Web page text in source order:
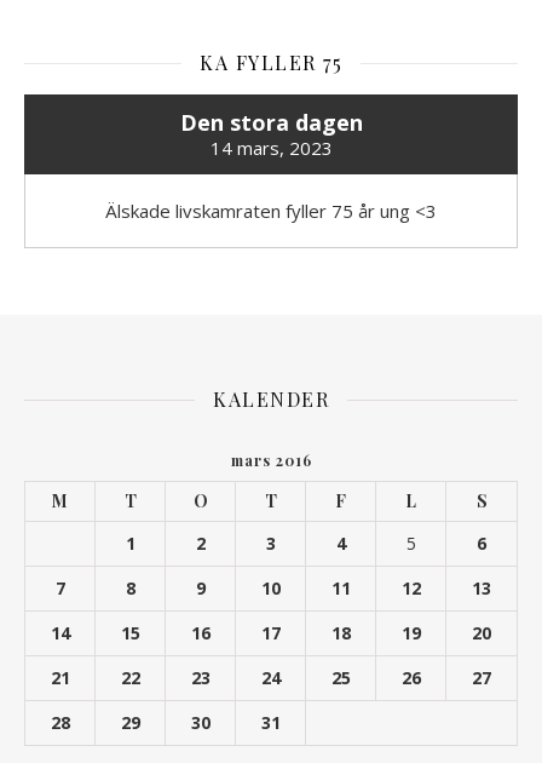
KA FYLLER 75
Den stora dagen
14 mars, 2023
Älskade livskamraten fyller 75 år ung <3
KALENDER
mars 2016
M T O T F L
S
1
2 3 4 5
6
7
8 9 10 11 12
13
14
15 16 17 18 19
20
21
22 23 24 25 26
27
28
29 30 31